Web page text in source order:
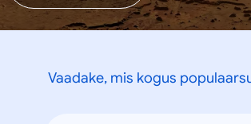
Vaadake, mis kogus